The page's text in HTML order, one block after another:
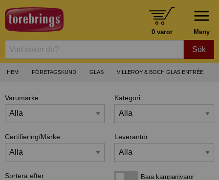
Meny
0 varor
Sök
HEM FÖRETAGSKUND GLAS VILLEROY & BOCH GLAS ENTRÉE
Varumärke Kategori
Certifiering/Märke Leverantör
Sortera efter Bara kampanjvarorBara kampanjvaror